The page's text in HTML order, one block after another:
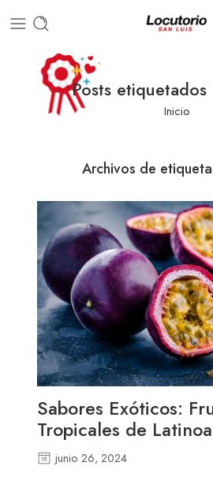
Posts etiquetados
Inicio
Archivos de
Sabores Exóticos:
Tropicales de
junio 26, 2024